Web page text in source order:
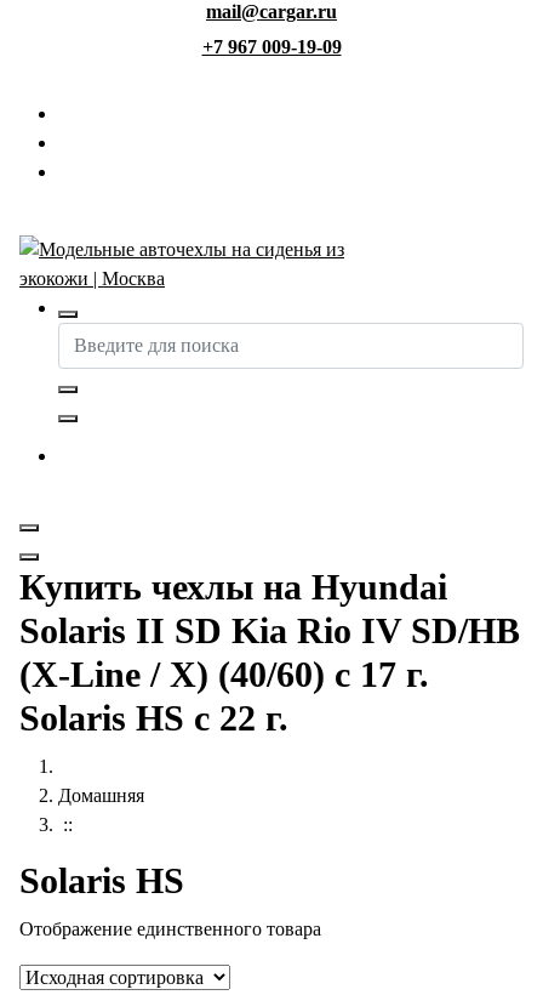
mail@cargar.ru
+7 967 009-19-09
Авточехлы с доставкой и установкой в Москве
Купить чехлы на Hyundai
Solaris II SD Kia Rio IV SD/HB
(X-Line / X) (40/60) с 17 г.
Solaris HS с 22 г.
Домашняя
::
Solaris HS
Отображение единственного товара